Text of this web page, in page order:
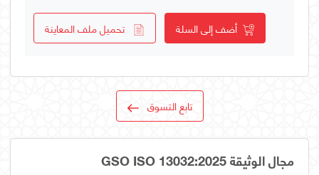
أضف إلى السلة تحميل ملف المعاينة
تابع التسوق
مجال الوثيقة GSO ISO 13032:2025